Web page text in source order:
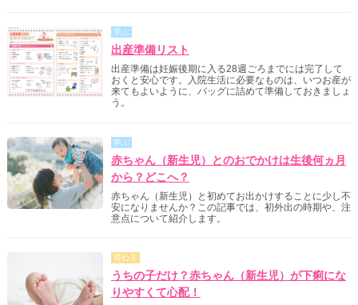
学ぶ
出産準備リスト
出産準備は妊娠後期に入る28週ごろまでには完了して
おくと安心です。入院生活に必要なものは、いつお産が
来てもよいように、バッグに詰めて準備しておきましょ
う。
学ぶ
赤ちゃん（新生児）とのおでかけは生後何ヵ月
から？どこへ？
赤ちゃん（新生児）と初めてお出かけすることに少し不
安になりませんか？この記事では、初外出の時期や、注
意点について紹介します。
尋ねる
うちの子だけ？赤ちゃん（新生児）が下痢にな
りやすくて心配！